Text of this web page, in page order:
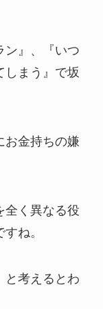
ン』、『いつ
しまう』で坂
お金持ちの嫌
全く異なる役
ね。
と考えるとわ